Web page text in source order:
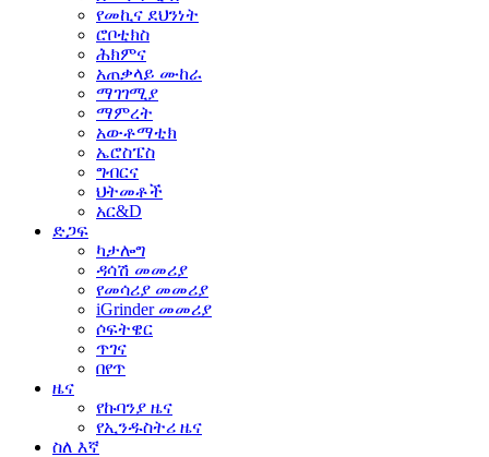
የመኪና ደህንነት
ሮቦቲክስ
ሕክምና
አጠቃላይ ሙከራ
ማገገሚያ
ማምረት
አውቶማቲክ
ኤሮስፔስ
ግብርና
ህትመቶች
አር&D
ድጋፍ
ካታሎግ
ዳሳሽ መመሪያ
የመሳሪያ መመሪያ
iGrinder መመሪያ
ሶፍትዌር
ጥገና
በየጥ
ዜና
የኩባንያ ዜና
የኢንዱስትሪ ዜና
ስለ እኛ